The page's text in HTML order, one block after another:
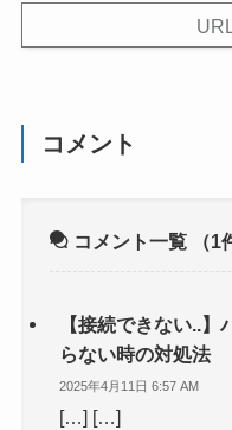
コメント
コメント一覧 （1
【接続できない..
らない時の対処法
2025年4月11日 6:57 AM
[…] […]